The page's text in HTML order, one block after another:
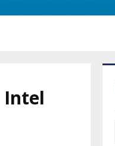
Intel